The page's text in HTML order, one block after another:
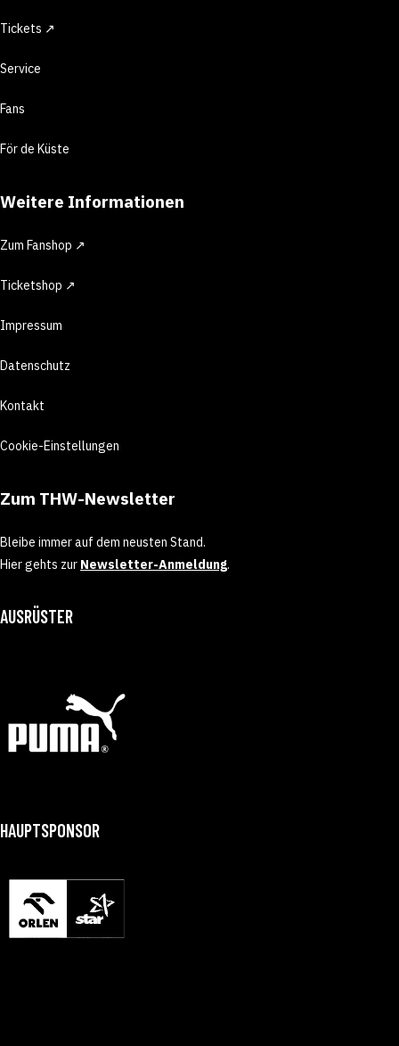
Tickets ↗
Service
Fans
För de Küste
Weitere Informationen
Zum Fanshop ↗
Ticketshop ↗
Impressum
Datenschutz
Kontakt
Cookie-Einstellungen
Zum THW-Newsletter
Bleibe immer auf dem neusten Stand.
Hier gehts zur Newsletter-Anmeldung.
AUSRÜSTER
HAUPTSPONSOR